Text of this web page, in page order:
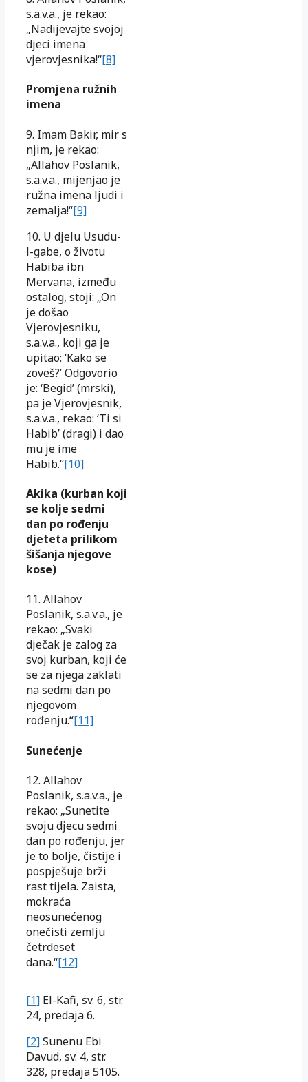
s.a.v.a., je rekao:
„Nadijevajte svojoj
djeci imena
vjerovjesnika!“[8]
Promjena ružnih
imena
9. Imam Bakir, mir s
njim, je rekao:
„Allahov Poslanik,
s.a.v.a., mijenjao je
ružna imena ljudi i
zemalja!“[9]
10. U djelu Usudu-
l-gabe, o životu
Habiba ibn
Mervana, između
ostalog, stoji: „On
je došao
Vjerovjesniku,
s.a.v.a., koji ga je
upitao: ‘Kako se
zoveš?’ Odgovorio
je: ‘Begid’ (mrski),
pa je Vjerovjesnik,
s.a.v.a., rekao: ‘Ti si
Habib’ (dragi) i dao
mu je ime
Habib.“[10]
Akika (kurban koji
se kolje sedmi
dan po rođenju
djeteta prilikom
šišanja njegove
kose)
11. Allahov
Poslanik, s.a.v.a., je
rekao: „Svaki
dječak je zalog za
svoj kurban, koji će
se za njega zaklati
na sedmi dan po
njegovom
rođenju.“[11]
Sunećenje
12. Allahov
Poslanik, s.a.v.a., je
rekao: „Sunetite
svoju djecu sedmi
dan po rođenju, jer
je to bolje, čistije i
pospješuje brži
rast tijela. Zaista,
mokraća
neosunećenog
onečisti zemlju
četrdeset
dana.“[12]
[1] El-Kafi, sv. 6, str.
24, predaja 6.
[2]Sunenu Ebi
Davud, sv. 4, str.
328, predaja 5105.